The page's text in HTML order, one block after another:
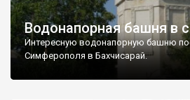
Водонапорная башня в
Интересную водонапорную башню
Симферополя в Бахчисарай.